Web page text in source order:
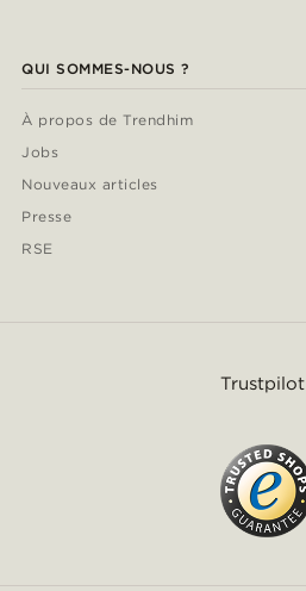
QUI SOMMES-NOUS ?
À propos de Trendhim
Jobs
Nouveaux articles
Presse
RSE
Trustpilot